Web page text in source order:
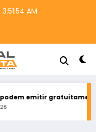
3:51:55 AM
gratuitamente